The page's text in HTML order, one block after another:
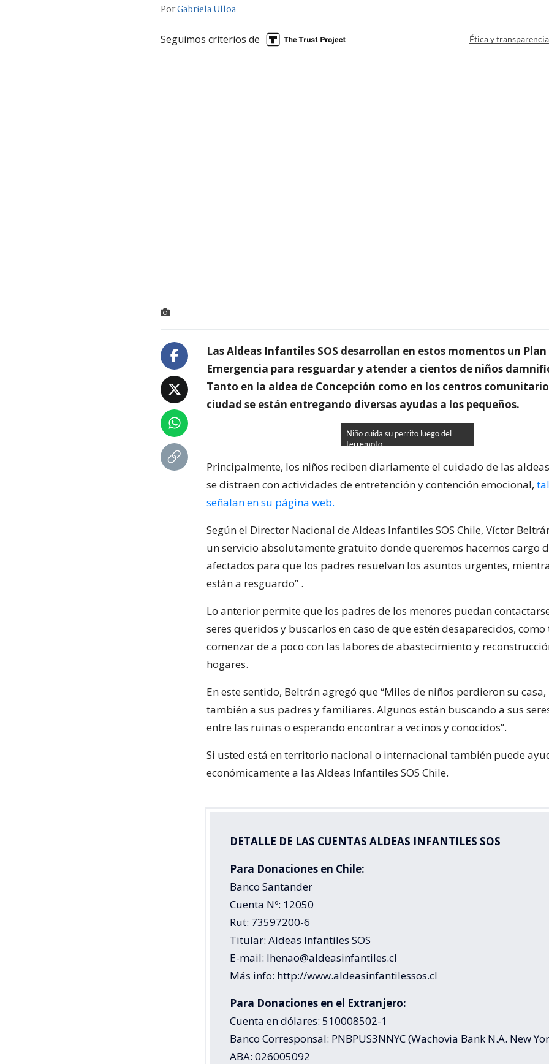
PorGabriela Ulloa
Seguimos criterios de Ética y
Las Aldeas Infantiles SOS desarrollan en estos momentos un Plan
Emergencia para resguardar y atender a cientos de niños
Tanto en la aldea de Concepción como en los centros
ciudad se están entregando diversas ayudas a los pequeños.
Niño cuida su perrito luego del
terremoto
Principalmente, los niños reciben diariamente el cuidado de las
se distraen con actividades de entretención y contención emocional,
señalan en su página web.
Según el Director Nacional de Aldeas Infantiles SOS Chile, Víctor
un servicio absolutamente gratuito donde queremos hacernos cargo
afectados para que los padres resuelvan los asuntos urgentes,
están a resguardo” .
Lo anterior permite que los padres de los menores puedan
seres queridos y buscarlos en caso de que estén desaparecidos,
comenzar de a poco con las labores de abastecimiento y
hogares.
En este sentido, Beltrán agregó que “Miles de niños perdieron su
también a sus padres y familiares. Algunos están buscando a sus
entre las ruinas o esperando encontrar a vecinos y conocidos”.
Si usted está en territorio nacional o internacional también puede
económicamente a las Aldeas Infantiles SOS Chile.
DETALLE DE LAS CUENTAS ALDEAS INFANTILES SOS
Para Donaciones en Chile:
Banco Santander
Cuenta Nº: 12050
Rut: 73597200-6
Titular: Aldeas Infantiles SOS
E-mail: lhenao@aldeasinfantiles.cl
Más info: http://www.aldeasinfantilessos.cl
Para Donaciones en el Extranjero:
Cuenta en dólares: 510008502-1
Banco Corresponsal: PNBPUS3NNYC (Wachovia Bank N.A. New
ABA: 026005092